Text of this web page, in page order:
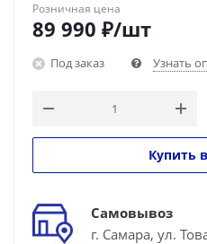
Розничная цена
89 990 ₽/шт
Под заказ Узнать
Купить
Самовывоз
г. Самара, ул.